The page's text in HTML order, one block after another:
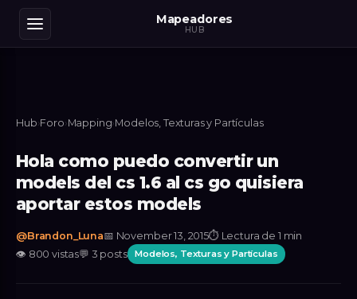
Mapeadores
HUB
Hub›Foro›Mapping›Modelos, Texturas y Partículas
Hola como puedo convertir un
models del cs 1.6 al cs go quisiera
aportar estos models
@Brandon_Luna📅 November 13, 2015⏱ Lectura de 1 min
👁 800 vistas💬 3 posts Modelos, Texturas y Partículas